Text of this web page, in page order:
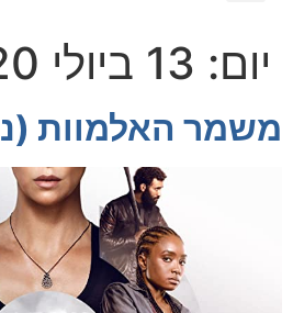
יום: 13 ביולי 2020
משמר האלמוות